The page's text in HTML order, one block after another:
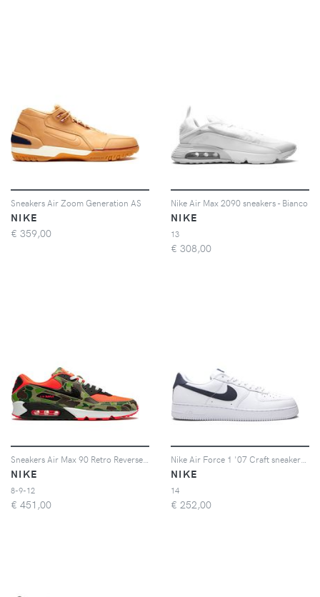
Sneakers Air Zoom Generation AS
NIKE
€ 359,00
Nike Air Max 2090 sneakers - Bianco
NIKE
13
€ 308,00
NIKE
8-9-12
€ 451,00
NIKE
14
€ 252,00